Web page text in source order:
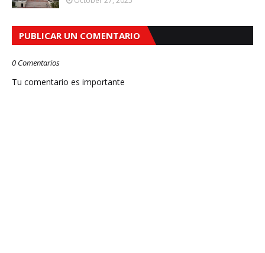
PUBLICAR UN COMENTARIO
0 Comentarios
Tu comentario es importante